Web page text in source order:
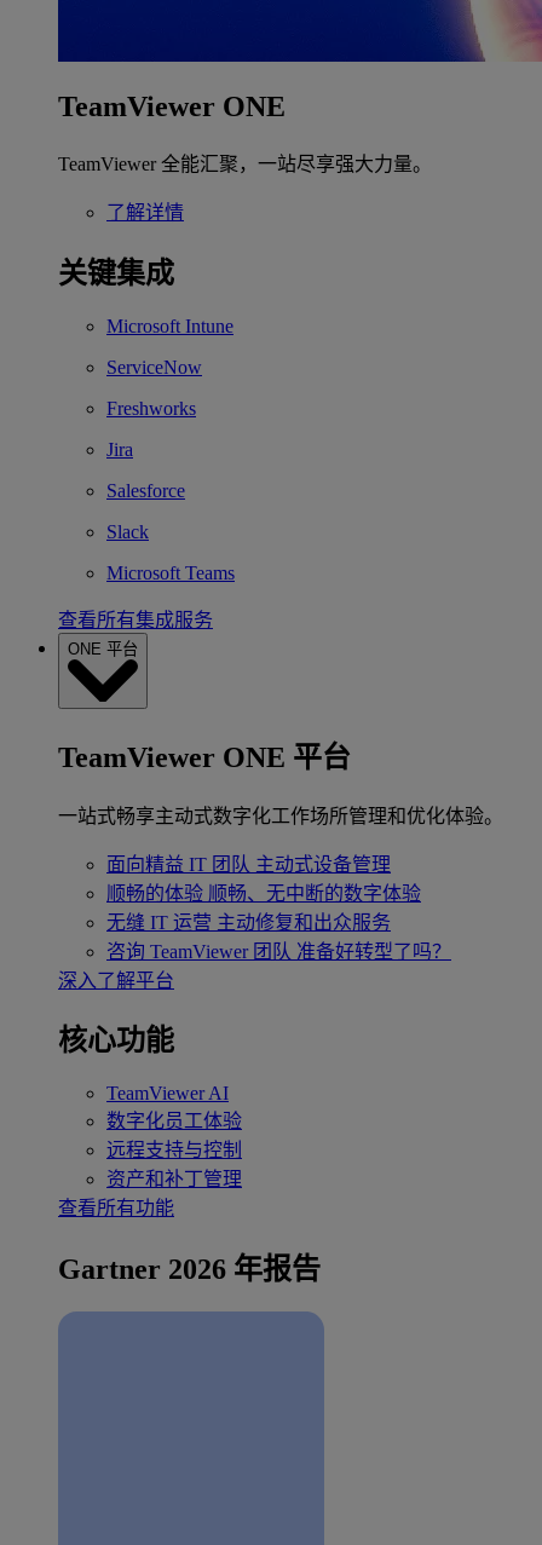
TeamViewer ONE
TeamViewer 全能汇聚，一站尽享强大力量。
了解详情
关键集成
Microsoft Intune
ServiceNow
Freshworks
Jira
Salesforce
Slack
Microsoft Teams
查看所有集成服务
ONE 平台
TeamViewer ONE 平台
一站式畅享主动式数字化工作场所管理和优化体验。
面向精益 IT 团队 主动式设备管理
顺畅的体验 顺畅、无中断的数字体验
无缝 IT 运营 主动修复和出众服务
咨询 TeamViewer 团队 准备好转型了吗？
深入了解平台
核心功能
TeamViewer AI
数字化员工体验
远程支持与控制
资产和补丁管理
查看所有功能
Gartner 2026 年报告